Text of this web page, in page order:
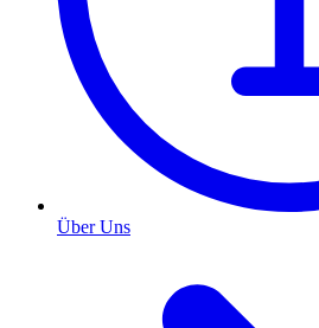
Über Uns